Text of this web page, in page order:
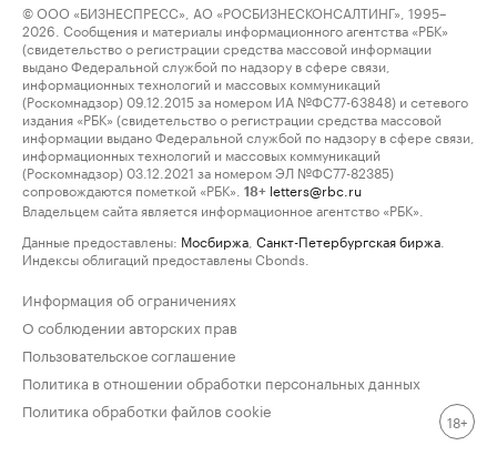
© ООО «БИЗНЕСПРЕСС», АО «РОСБИЗНЕСКОНСАЛТИНГ», 1995–
2026. Сообщения и материалы информационного агентства «РБК»
(свидетельство о регистрации средства массовой информации
выдано Федеральной службой по надзору в сфере связи,
информационных технологий и массовых коммуникаций
(Роскомнадзор) 09.12.2015 за номером ИА №ФС77-63848) и сетевого
издания «РБК» (свидетельство о регистрации средства массовой
информации выдано Федеральной службой по надзору в сфере связи,
информационных технологий и массовых коммуникаций
(Роскомнадзор) 03.12.2021 за номером ЭЛ №ФС77-82385)
сопровождаются пометкой «РБК».
18+ letters@rbc.ru
Владельцем сайта является информационное агентство «РБК».
Данные предоставлены: Мосбиржа Санкт-Петербургская биржа
Индексы облигаций предоставлены Cbonds.
Информация об ограничениях
О соблюдении авторских прав
Пользовательское соглашение
Политика в отношении обработки персональных данных
Политика обработки файлов cookie
18+